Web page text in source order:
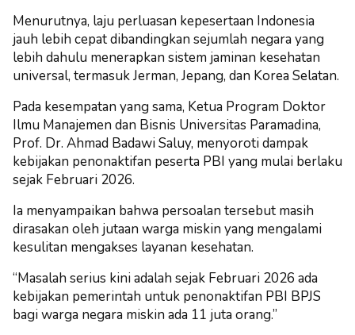
Menurutnya, laju perluasan kepesertaan Indonesia
jauh lebih cepat dibandingkan sejumlah negara yang
lebih dahulu menerapkan sistem jaminan kesehatan
universal, termasuk Jerman, Jepang, dan Korea Selatan.
Pada kesempatan yang sama, Ketua Program Doktor
Ilmu Manajemen dan Bisnis Universitas Paramadina,
Prof. Dr. Ahmad Badawi Saluy, menyoroti dampak
kebijakan penonaktifan peserta PBI yang mulai berlaku
sejak Februari 2026.
Ia menyampaikan bahwa persoalan tersebut masih
dirasakan oleh jutaan warga miskin yang mengalami
kesulitan mengakses layanan kesehatan.
“Masalah serius kini adalah sejak Februari 2026 ada
kebijakan pemerintah untuk penonaktifan PBI BPJS
bagi warga negara miskin ada 11 juta orang.”